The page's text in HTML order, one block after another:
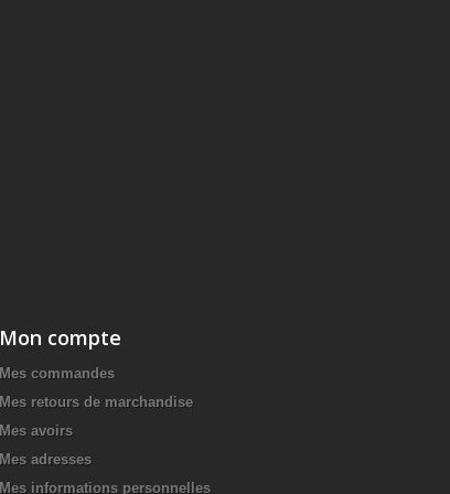
Mon compte
Mes commandes
Mes retours de marchandise
Mes avoirs
Mes adresses
Mes informations personnelles